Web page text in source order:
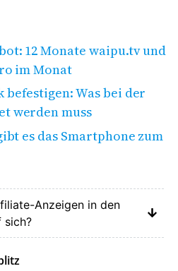
12 Monate waipu.tv und
im Monat
Was bei der
werden muss
es das Smartphone zum
Anzeigen in den
sich?